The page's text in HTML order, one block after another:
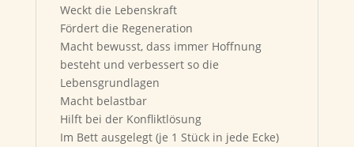
Weckt die Lebenskraft
Fördert die Regeneration
Macht bewusst, dass immer Hoffnung
besteht und verbessert so die
Lebensgrundlagen
Macht belastbar
Hilft bei der Konfliktlösung
Im Bett ausgelegt (je 1 Stück in jede Ecke)